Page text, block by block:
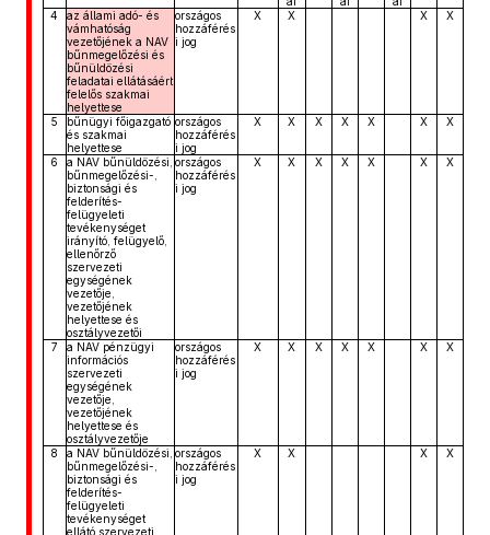
4
az állami adó- és
vámhatóság
vezetőjének a NAV
bűnmegelőzési és
bűnüldözési
feladatai ellátásáért
felelős szakmai
helyettese
országos
hozzáférés
i jog
X X X X
5
bűnügyi főigazgató
és szakmai
helyettese
országos
hozzáférés
i jog
X X X X X X X
6
a NAV bűnüldözési,
bűnmegelőzési-,
biztonsági és
felderítés-
felügyeleti
tevékenységet
irányító, felügyelő,
ellenőrző
szervezeti
egységének
vezetője,
vezetőjének
helyettese és
osztályvezetői
országos
hozzáférés
i jog
X X X X X X X
7
a NAV pénzügyi
információs
szervezeti
egységének
vezetője,
vezetőjének
helyettese és
osztályvezetője
országos
hozzáférés
i jog
X X X X X X X
8
a NAV bűnüldözési,
bűnmegelőzési-,
biztonsági és
felderítés-
felügyeleti
tevékenységet
ellátó szervezeti
országos
hozzáférés
i jog
X X X X